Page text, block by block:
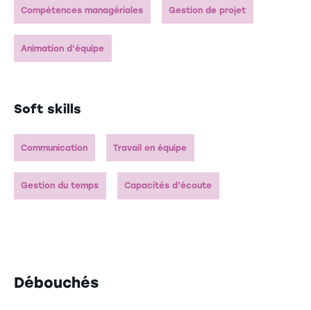
Compétences managériales Gestion de projet
Animation d'équipe
Soft skills
Communication Travail en équipe
Gestion du temps Capacités d’écoute
Débouchés